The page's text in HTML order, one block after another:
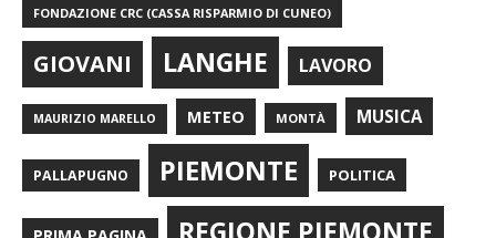
FONDAZIONE CRC (CASSA RISPARMIO DI CUNEO)
GIOVANI LANGHE LAVORO
MAURIZIO MARELLO METEO MONTÀ MUSICA
PALLAPUGNO PIEMONTE POLITICA